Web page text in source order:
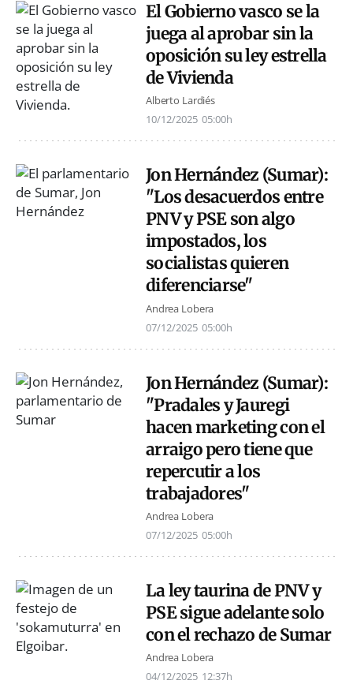
El Gobierno vasco se la
juega al aprobar sin la
oposición su ley estrella
de Vivienda
Alberto Lardiés
10/12/2025 05:00h
Jon Hernández (Sumar):
"Los desacuerdos entre
PNV y PSE son algo
impostados, los
socialistas quieren
diferenciarse"
Andrea Lobera
07/12/2025 05:00h
Jon Hernández (Sumar):
"Pradales y Jauregi
hacen marketing con el
arraigo pero tiene que
repercutir a los
trabajadores"
Andrea Lobera
07/12/2025 05:00h
La ley taurina de PNV y
PSE sigue adelante solo
con el rechazo de Sumar
Andrea Lobera
04/12/2025 12:37h